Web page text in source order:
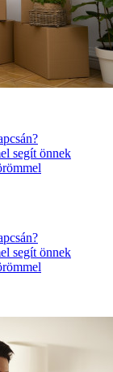
segít önnek
segít önnek